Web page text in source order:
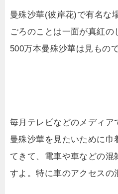
曼殊沙華(彼岸花)で有名な
ごろのことは一面が真紅の
500万本曼殊沙華は見もので
毎月テレビなどのメディア
曼殊沙華を見たいために巾
てきて、電車や車などの混
すよ。特に車のアクセスの